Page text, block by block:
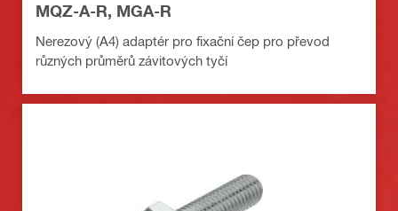
MQZ-A-R, MGA-R
Nerezový (A4) adaptér pro fixační čep pro převod
různých průměrů závitových tyčí